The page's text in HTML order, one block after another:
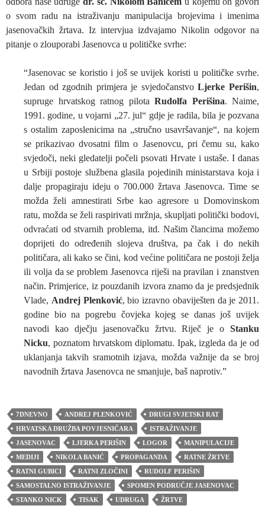
o svom radu na istraživanju manipulacija brojevima i imenima
jasenovačkih žrtava. Iz intervjua izdvajamo Nikolin odgovor na
pitanje o zlouporabi Jasenovca u političke svrhe:
“Jasenovac se koristio i još se uvijek koristi u političke svrhe.
Jedan od zgodnih primjera je svjedočanstvoLjerke Perišin,
supruge hrvatskog ratnog pilota Rudolfa Perišina. Naime,
1991. godine, u vojarni „27. jul“ gdje je radila, bila je pozvana
s ostalim zaposlenicima na „stručno usavršavanje“, na kojem
se prikazivao dvosatni film o Jasenovcu, pri čemu su, kako
svjedoči, neki gledatelji počeli psovati Hrvate i ustaše. I danas
u Srbiji postoje službena glasila pojedinih ministarstava koja i
dalje propagiraju ideju o 700.000 žrtava Jasenovca. Time se
možda želi amnestirati Srbe kao agresore u Domovinskom
ratu, možda se želi raspirivati mržnja, skupljati politički bodovi,
odvraćati od stvarnih problema, itd. Našim člancima možemo
doprijeti do određenih slojeva društva, pa čak i do nekih
političara, ali kako se čini, kod većine političara ne postoji želja
ili volja da se problem Jasenovca riješi na pravilan i znanstven
način. Primjerice, iz pouzdanih izvora znamo da je predsjednik
Vlade, Andrej Plenković, bio izravno obaviješten da je 2011.
godine bio na pogrebu čovjeka kojeg se danas još uvijek
navodi kao dječju jasenovačku žrtvu. Riječ je o Stanku
Nicku, poznatom hrvatskom diplomatu. Ipak, izgleda da je od
uklanjanja takvih sramotnih izjava, možda važnije da se broj
navodnih žrtava Jasenovca ne smanjuje, baš naprotiv.”
7DNEVNO ANDREJ PLENKOVIĆ
DRUGI SVJETSKI RAT
HRVATSKA DRUŽBA POVJESNIČARA
ISTRAŽIVANJE
JASENOVAC
LJERKA PERIŠIN LOGOR
MANIPULACIJE
MEDIJI
NIKOLA BANIĆ PROPAGANDA
RATNE ŽRTVE
RATNI GUBICI
RATNI ZLOČINI
RUDOLF PERIŠIN
SAMOSTALNO ISTRAŽIVANJE
SPOMEN PODRUČJE JASENOVAC
STANKO NICK
TISAK UDRUGA ŽRTVE